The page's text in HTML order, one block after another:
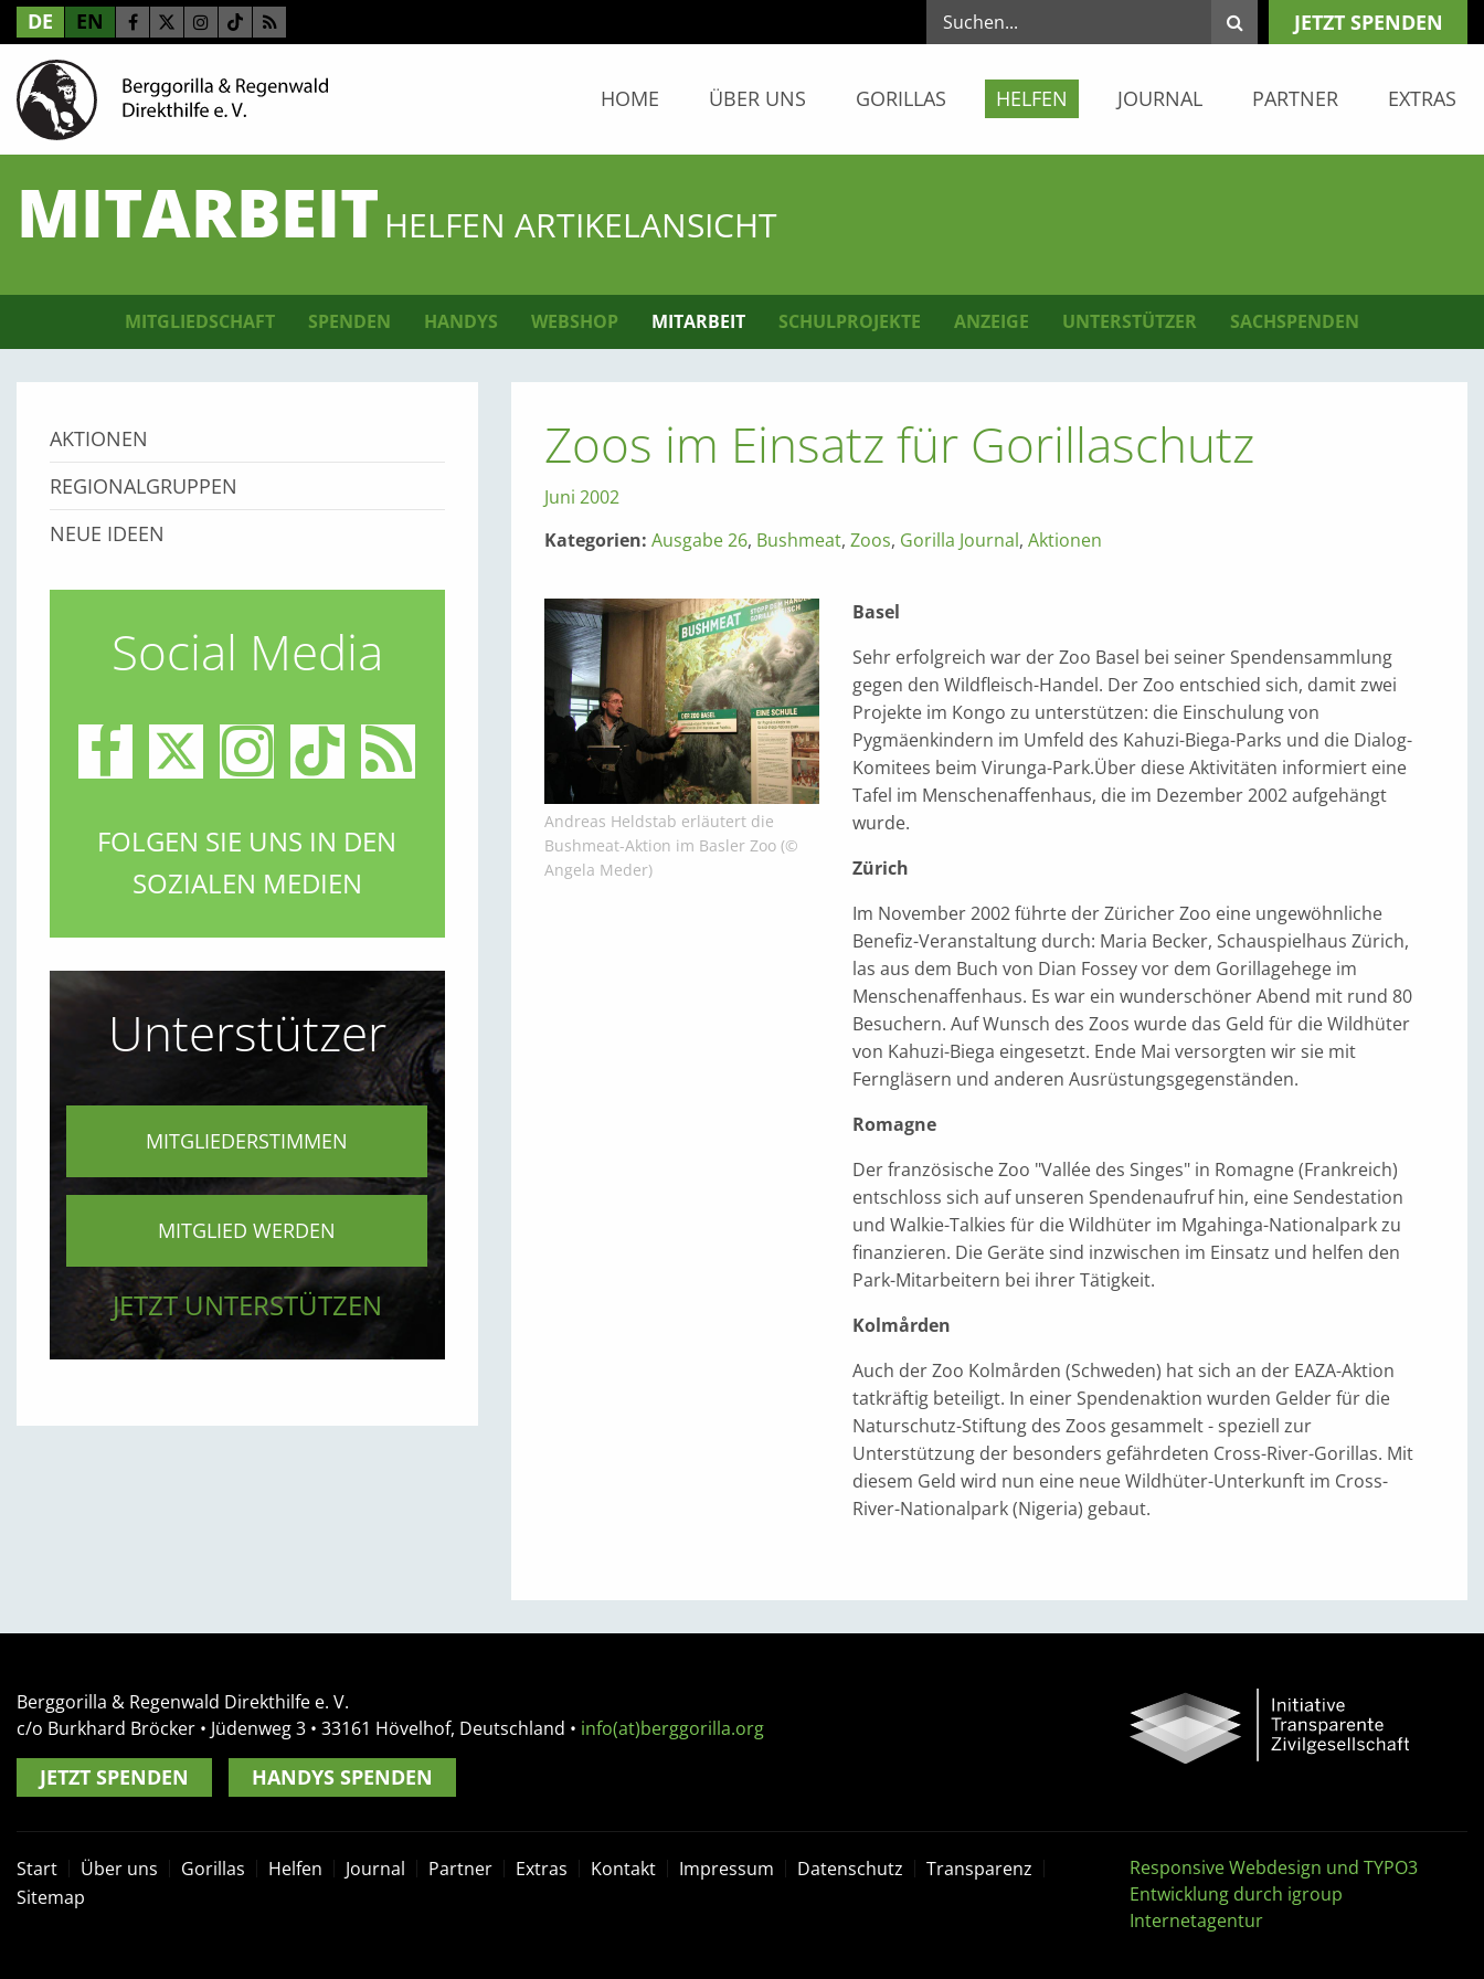
DE EN JETZT SPENDEN
HOME ÜBER UNS GORILLAS HELFEN JOURNAL PARTNER EXTRAS
MITARBEIT HELFEN ARTIKELANSICHT
MITGLIEDSCHAFT SPENDEN HANDYS WEBSHOP MITARBEIT SCHULPROJEKTE ANZEIGE UNTERSTÜTZER SACHSPENDEN
Zoos im Einsatz für Gorillaschutz
Juni 2002
Kategorien: Ausgabe 26, Bushmeat, Zoos, Gorilla Journal, Aktionen
Andreas Heldstab erläutert die
Bushmeat-Aktion im Basler Zoo (©
Angela Meder)
Basel
Sehr erfolgreich war der Zoo Basel bei seiner Spendensammlung
gegen den Wildfleisch-Handel. Der Zoo entschied sich, damit zwei
Projekte im Kongo zu unterstützen: die Einschulung von
Pygmäenkindern im Umfeld des Kahuzi-Biega-Parks und die Dialog-
Komitees beim Virunga-Park.Über diese Aktivitäten informiert eine
Tafel im Menschenaffenhaus, die im Dezember 2002 aufgehängt
wurde.
Zürich
Im November 2002 führte der Züricher Zoo eine ungewöhnliche
Benefiz-Veranstaltung durch: Maria Becker, Schauspielhaus Zürich,
las aus dem Buch von Dian Fossey vor dem Gorillagehege im
Menschenaffenhaus. Es war ein wunderschöner Abend mit rund 80
Besuchern. Auf Wunsch des Zoos wurde das Geld für die Wildhüter
von Kahuzi-Biega eingesetzt. Ende Mai versorgten wir sie mit
Ferngläsern und anderen Ausrüstungsgegenständen.
Romagne
Der französische Zoo "Vallée des Singes" in Romagne (Frankreich)
entschloss sich auf unseren Spendenaufruf hin, eine Sendestation
und Walkie-Talkies für die Wildhüter im Mgahinga-Nationalpark zu
finanzieren. Die Geräte sind inzwischen im Einsatz und helfen den
Park-Mitarbeitern bei ihrer Tätigkeit.
Kolmården
Auch der Zoo Kolmården (Schweden) hat sich an der EAZA-Aktion
tatkräftig beteiligt. In einer Spendenaktion wurden Gelder für die
Naturschutz-Stiftung des Zoos gesammelt - speziell zur
Unterstützung der besonders gefährdeten Cross-River-Gorillas. Mit
diesem Geld wird nun eine neue Wildhüter-Unterkunft im Cross-
River-Nationalpark (Nigeria) gebaut.
AKTIONEN
REGIONALGRUPPEN
NEUE IDEEN
Social Media
FOLGEN SIE UNS IN DEN
SOZIALEN MEDIEN
Unterstützer
MITGLIEDERSTIMMEN
MITGLIED WERDEN
JETZT UNTERSTÜTZEN
Berggorilla & Regenwald Direkthilfe e. V.
c/o Burkhard Bröcker • Jüdenweg 3 • 33161 Hövelhof, Deutschland • info(at)berggorilla.org
JETZT SPENDEN HANDYS SPENDEN
Start Über uns Gorillas Helfen Journal Partner Extras Kontakt Impressum Datenschutz
Transparenz
Sitemap
Responsive Webdesign und TYPO3
Entwicklung durch igroup
Internetagentur